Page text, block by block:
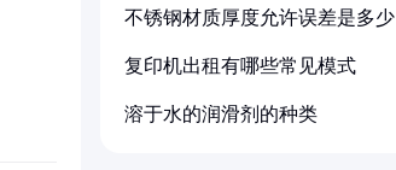
不锈钢材质厚度允许误差是多少
复印机出租有哪些常见模式
溶于水的润滑剂的种类